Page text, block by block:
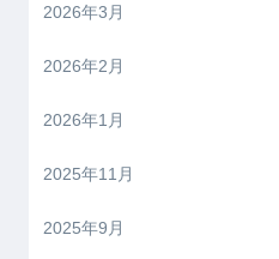
2026年3月
2026年2月
2026年1月
2025年11月
2025年9月